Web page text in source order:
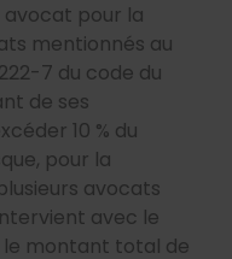
avocat pour la
mentionnés au
7 du code du
de ses
10 % du
pour la
avocats
avec le
montant total de